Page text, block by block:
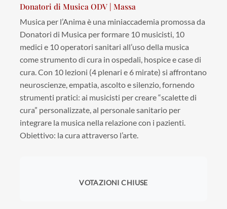
Donatori di Musica ODV | Massa
Musica per l’Anima è una miniaccademia promossa da
Donatori di Musica per formare 10 musicisti, 10
medici e 10 operatori sanitari all’uso della musica
come strumento di cura in ospedali, hospice e case di
cura. Con 10 lezioni (4 plenari e 6 mirate) si affrontano
neuroscienze, empatia, ascolto e silenzio, fornendo
strumenti pratici: ai musicisti per creare “scalette di
cura” personalizzate, al personale sanitario per
integrare la musica nella relazione con i pazienti.
Obiettivo: la cura attraverso l’arte.
VOTAZIONI CHIUSE